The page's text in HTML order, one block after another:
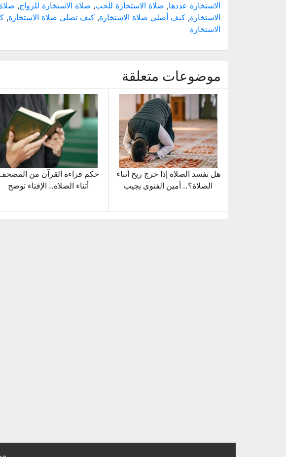
الاستخارة عددها, صلاة الاستخارة للحب, صلاة الاستخارة للزواج,
الاستخارة, كيف أصلي صلاة الاستخارة, كيف تصلى صلاة الاستخارة,
الاستخارة
موضوعات متعلقة
هل تفسد الصلاة إذا خرج ريح أثناء
الصلاة؟.. أمين الفتوى يجيب
حكم قراءة القرآن من
أثناء الصلاة.. الإفتاء توضح